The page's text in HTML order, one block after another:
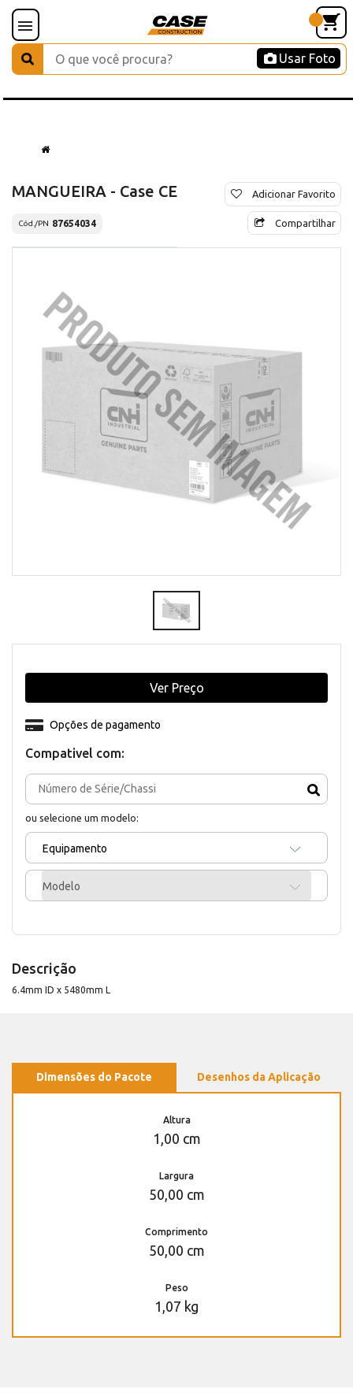
Usar Foto
MANGUEIRA - Case CE
Cód./PN 87654034
Adicionar Favorito
Compartilhar
Compativel com:
ou selecione um modelo:
Equipamento
Modelo
Opções de pagamento
Ver Preço
Descrição
6.4mm ID x 5480mm L
Dimensões do Pacote Desenhos da Aplicação
Altura
1,00 cm
Largura
50,00 cm
Comprimento
50,00 cm
Peso
1,07 kg